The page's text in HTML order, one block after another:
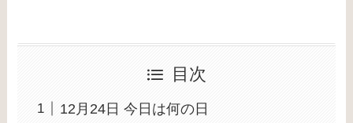
目次
12月24日 今日は何の日